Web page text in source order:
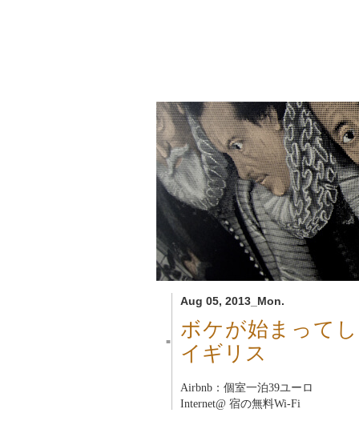
Aug 05, 2013_Mon.
■
ボケが始まって
イギリス
Airbnb：個室一泊39ユーロ
Internet@ 宿の無料Wi-Fi